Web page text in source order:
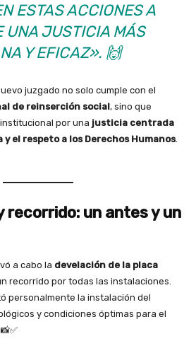
ESTAS ACCIONES A
UNA JUSTICIA MÁS
Y EFICAZ». 🙌
juzgado no solo cumple con el
de reinserción social, sino que
por una justicia centrada
el respeto a los Derechos Humanos.
recorrido: un antes y un
a cabo la develación de la placa
recorrido por todas las instalaciones.
personalmente la instalación del
y condiciones óptimas para el